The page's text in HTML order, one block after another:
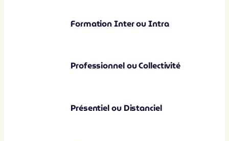
Formation Inter ou Intra
Professionnel ou Collectivité
Présentiel ou Distanciel